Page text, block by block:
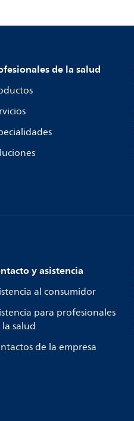
de la salud
y asistencia
al consumidor
para profesionales
salud
de la empresa